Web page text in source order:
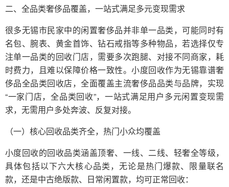
二、全品类奢侈品覆盖，一站式满足多元变现需求
很多无锡市民家中的闲置奢侈品并非单一品类，可能同时有
名包、腕表、黄金首饰、钻石戒指等多种物品，若选择仅专
注单一品类的回收门店，需要多次跑腿、对接不同商家，耗
时费力，且难以保障价格一致性。小度回收作为无锡靠谱奢
侈品全品类回收店，全面覆盖主流奢侈品品类与品牌，实现
“一家门店，全品类回收”，一站式满足用户多元闲置变现需
求，无需用户多处奔波、反复对接。
（一）核心回收品类齐全，热门小众均覆盖
小度回收的回收品类涵盖顶奢、一线、二线、轻奢全等级，
具体包括以下六大核心品类，无论是热门爆款、限量联名
款，还是中古绝版款、日常闲置款，均可正常回收：